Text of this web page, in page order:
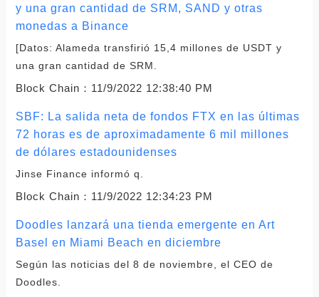
y una gran cantidad de SRM, SAND y otras
monedas a Binance
[Datos: Alameda transfirió 15,4 millones de USDT y
una gran cantidad de SRM.
Block Chain： 11/9/2022 12:38:40 PM
SBF: La salida neta de fondos FTX en las últimas
72 horas es de aproximadamente 6 mil millones
de dólares estadounidenses
Jinse Finance informó q.
Block Chain： 11/9/2022 12:34:23 PM
Doodles lanzará una tienda emergente en Art
Basel en Miami Beach en diciembre
Según las noticias del 8 de noviembre, el CEO de
Doodles.